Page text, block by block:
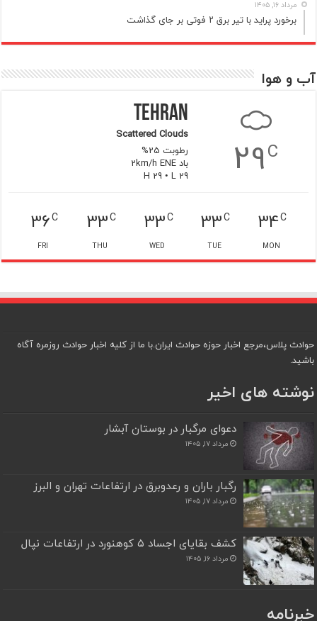
مرداد ۱۶, ۱۴۰۵
برخورد پراید با تیر برق ۲ فوتی بر جای گذاشت
آب و هوا
29C
Tehran
Scattered Clouds
رطوبت 25%
باد 2km/h ENE
H 29 • L 29
34C
MON
33C
TUE
33C
WED
33C
THU
36C
FRI
حوادث پلاس،مرجع اخبار حوزه حوادث ایران.با ما از کلیه اخبار حوادث روزمره آگاه
باشید.
نوشته های اخیر
دعوای مرگبار در بوستان آبشار
مرداد ۱۷, ۱۴۰۵
رگبار باران و رعدوبرق در ارتفاعات تهران و البرز
مرداد ۱۷, ۱۴۰۵
کشف بقایای اجساد ۵ کوهنورد در ارتفاعات نپال
مرداد ۱۶, ۱۴۰۵
خبرنامه